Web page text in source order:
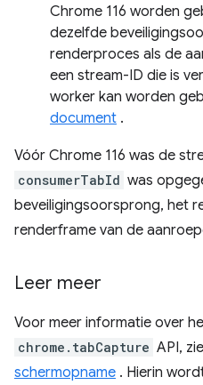
Chrome 116 worden
dezelfde
renderproces als de
een stream-ID die is
worker kan worden
document .
Vóór Chrome 116 was de
consumerTabId was
beveiligingsoorsprong, het
renderframe van de
Leer meer
Voor meer informatie over
chrome.tabCapture API, zie
schermopname . Hierin